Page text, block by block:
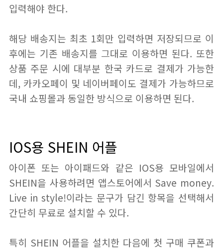
입력해야 한다.
해당 배송지는 최초 1회만 입력하면 저장되므로 이
후에는 기존 배송지를 그대로 이용하면 된다. 또한
상품 주문 시에 대부분 한국 카드로 결제가 가능한
데, 카카오페이 및 네이버페이도 결제가 가능하므로
국내 쇼핑몰과 동일한 방식으로 이용하면 된다.
IOS용 SHEIN 어플
아이폰 또는 아이패드와 같은 IOS용 모바일에서
SHEIN을 사용하려면 앱스토어에서 Save money.
Live in style!이라는 문구가 담긴 항목을 선택해서
간단히 무료로 설치할 수 있다.
특히 SHEIN 어플을 설치한 다음에 첫 구매 쿠폰과